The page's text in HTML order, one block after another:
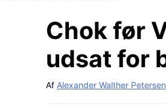
Chok før
udsat for
Af Alexander Walther Petersen